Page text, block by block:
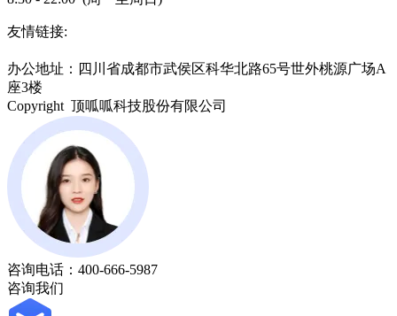
友情链接:
办公地址：四川省成都市武侯区科华北路65号世外桃源广场A
座3楼
Copyright 顶呱呱科技股份有限公司
咨询电话： 400-666-5987
咨询我们